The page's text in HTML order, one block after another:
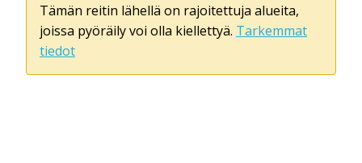
Tämän reitin lähellä on rajoitettuja alueita,
joissa pyöräily voi olla kiellettyä. Tarkemmat
tiedot